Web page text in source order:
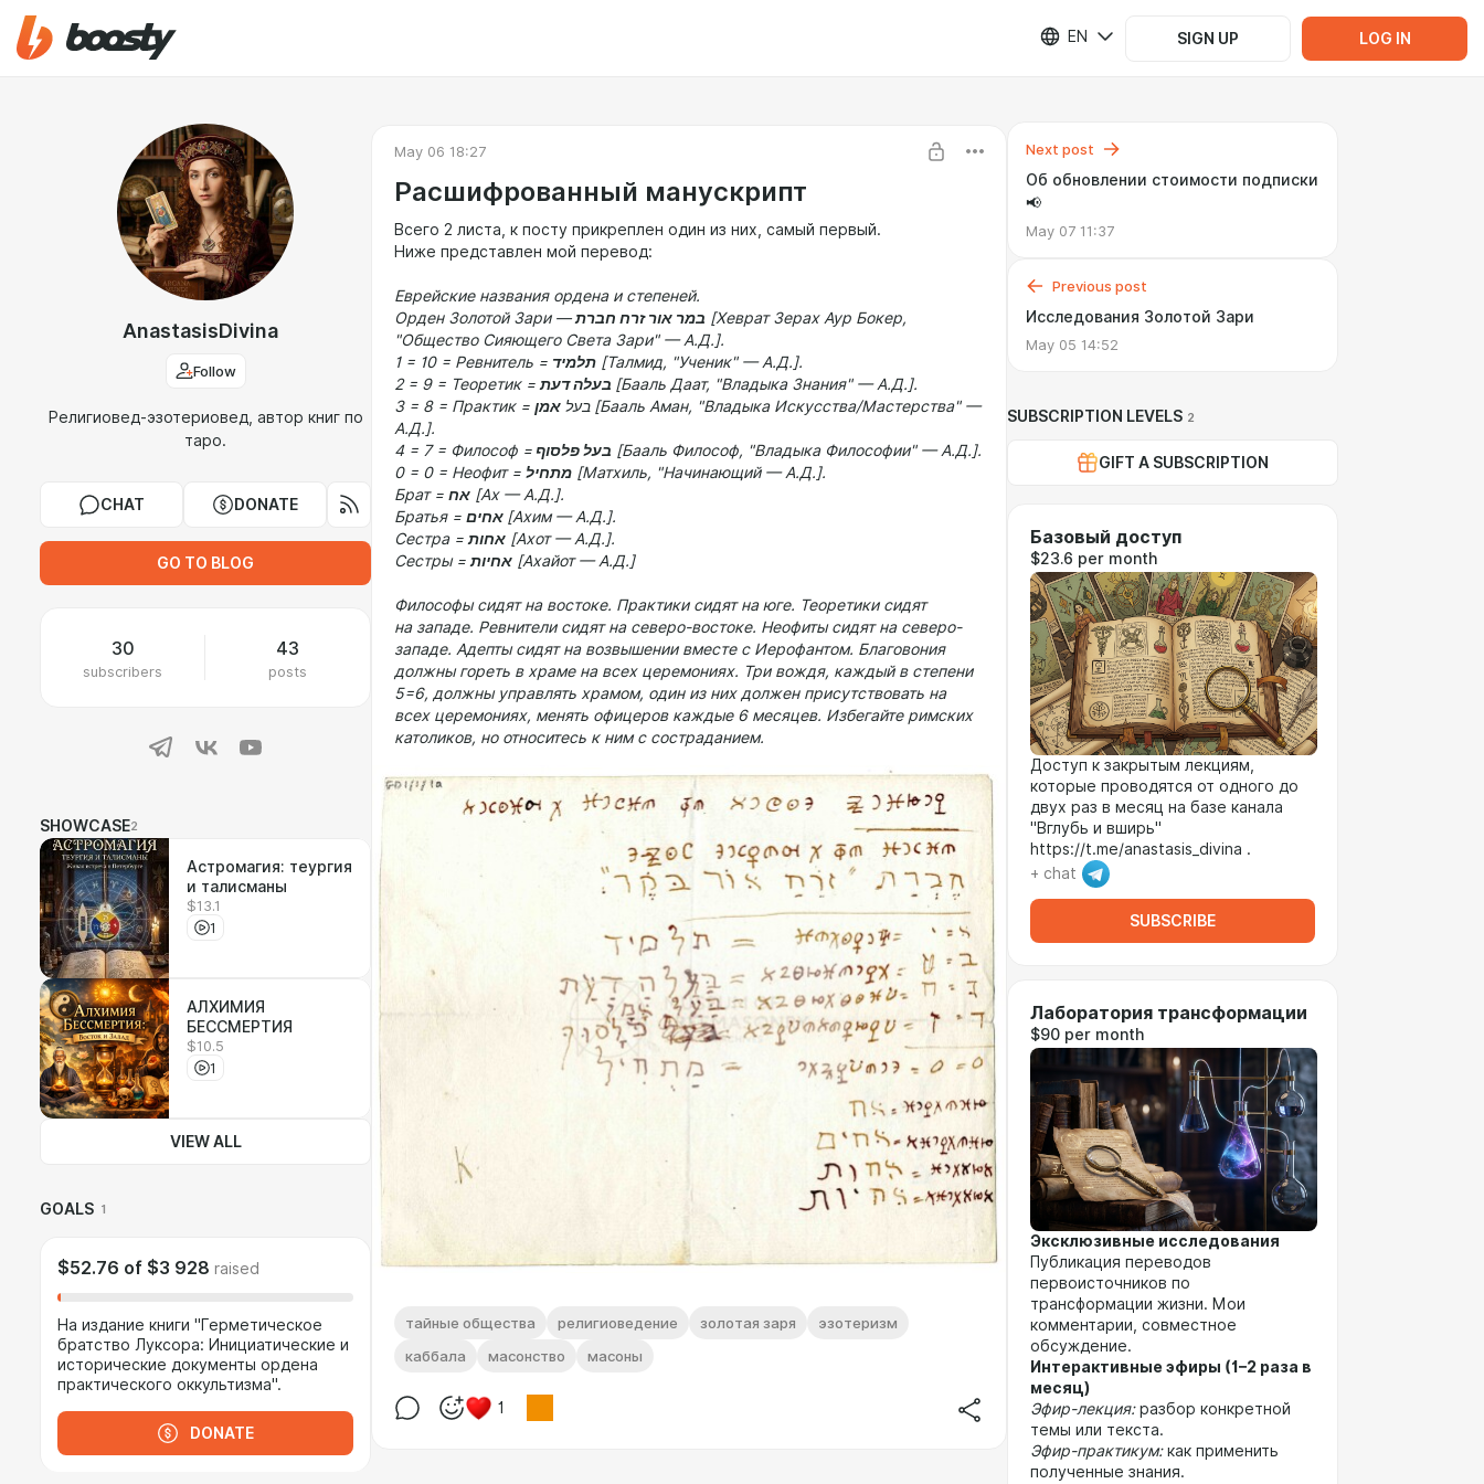
EN SIGN UP LOG IN
AnastasisDivina
Follow
Религиовед-эзотериовед, автор книг по
таро.
CHAT DONATE
GO TO BLOG
30
subscribers
43
posts
SHOWCASE2
Астромагия: теургия
и талисманы
$13.1
1
АЛХИМИЯ
БЕССМЕРТИЯ
$10.5
1
VIEW ALL
GOALS 1
$52.76 of $3 928 raised
На издание книги "Герметическое
братство Луксора: Инициатические и
исторические документы ордена
практического оккультизма".
DONATE
May 06 18:27
Расшифрованный манускрипт
Всего 2 листа, к посту прикреплен один из них, самый первый.
Ниже представлен мой перевод:
Еврейские названия ордена и степеней.
Орден Золотой Зари —במר אור זרח חברת [Хеврат Зерах Аур Бокер,
"Общество Сияющего Света Зари" — А.Д.].
1 = 10 = Ревнитель = תלמיד [Талмид, "Ученик" — А.Д.].
2 = 9 = Теоретик =
[Бааль Даат, "Владыка Знания" — А.Д.].
3 = 8 = Практик = בעל [Бааль Аман, "Владыка Искусства/Мастерства" —
А.Д.].
4 = 7 = Философ = בעל פלסוף [Бааль Философ, "Владыка Философии" — А.Д.].
0 = 0 = Неофит = מתחיל [Матхиль, "Начинающий — А.Д.].
Брат = אח [Ах — А.Д.].
Братья =
[Ахим — А.Д.].
Сестра = אחות [Ахот — А.Д.].
Сестры = אחיות [Ахайот — А.Д.]
Философы сидят на востоке. Практики сидят на юге. Теоретики сидят
на западе. Ревнители сидят на северо-востоке. Неофиты сидят на северо-
западе. Адепты сидят на возвышении вместе с Иерофантом. Благовония
должны гореть в храме на всех церемониях. Три вождя, каждый в степени
5=6, должны управлять храмом, один из них должен присутствовать на
всех церемониях, менять офицеров каждые 6 месяцев. Избегайте римских
католиков, но относитесь к ним с состраданием.
тайные общества религиоведение золотая заря
эзотеризм
каббала
масонство масоны
1
Next post
Об обновлении стоимости подписки
📢
May 07 11:37
Previous post
Исследования Золотой Зари
May 05 14:52
SUBSCRIPTION LEVELS 2
GIFT A SUBSCRIPTION
Базовый доступ
$23.6 per month
Доступ к закрытым лекциям,
которые проводятся от одного до
двух раз в месяц на базе канала
"Вглубь и вширь"
https://t.me/anastasis_divina .
+ chat
SUBSCRIBE
Лаборатория трансформации
$90 per month
Эксклюзивные исследования
Публикация переводов
первоисточников по
трансформации жизни. Мои
комментарии, совместное
обсуждение.
Интерактивные эфиры (1–2 раза в
месяц)
Эфир-лекция:разбор конкретной
темы или текста.
Эфир-практикум:как применить
полученные знания.